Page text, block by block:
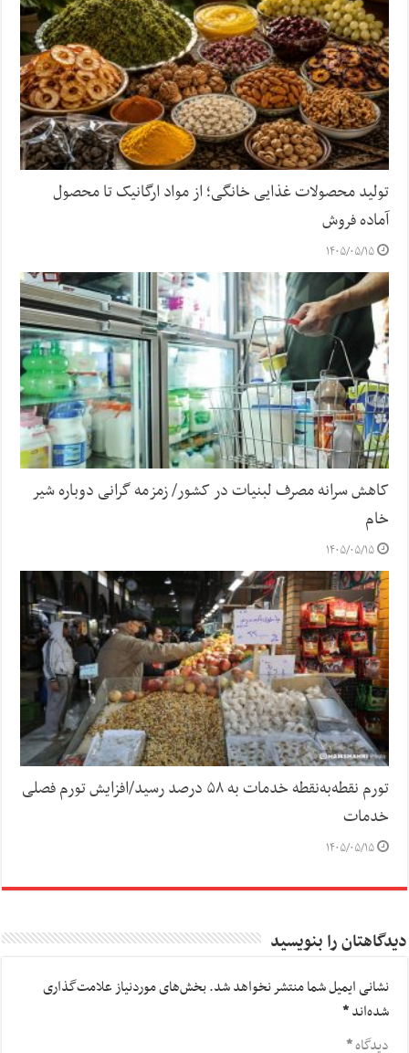
تولید محصولات غذایی خانگی؛ از مواد ارگانیک تا محصول
آماده فروش
۱۴۰۵/۰۵/۱۵
کاهش سرانه مصرف لبنیات در کشور/ زمزمه گرانی دوباره شیر
خام
۱۴۰۵/۰۵/۱۵
تورم نقطه‌به‌نقطه خدمات به ۵۸ درصد رسید/افزایش تورم فصلی
خدمات
۱۴۰۵/۰۵/۱۵
دیدگاهتان را بنویسید
نشانی ایمیل شما منتشر نخواهد شد.بخش‌های موردنیاز علامت‌گذاری
شده‌اند*
دیدگاه*